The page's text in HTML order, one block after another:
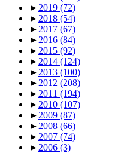
► 2019 (72)
► 2018 (54)
► 2017 (67)
► 2016 (84)
► 2015 (92)
► 2014 (124)
► 2013 (100)
► 2012 (208)
► 2011 (194)
► 2010 (107)
► 2009 (87)
► 2008 (66)
► 2007 (74)
► 2006 (3)